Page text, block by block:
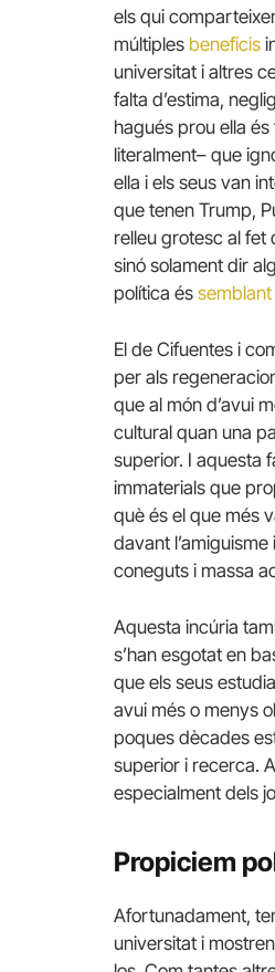
els qui
múltiples beneficis
universitat i altres
falta d’estima,
hagués prou ella
literalment– que
ella i els seus van
que tenen Trump,
relleu grotesc al fet
sinó solament dir
política és semblant
El de Cifuentes i
per als
que al món d’avui
cultural quan una
superior. I aquesta
immaterials que
què és el que més
davant
coneguts i massa
Aquesta incúria
s’han esgotat en
que els seus
avui més o menys
poques dècades
superior i recerca.
especialment dels
Propiciem
Afortunadament,
universitat i